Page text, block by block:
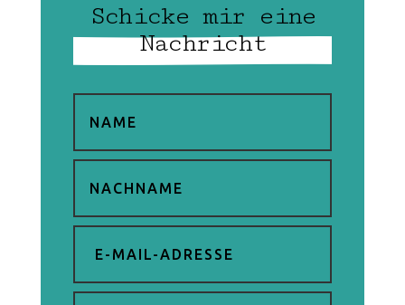
Schicke mir eine
Nachricht